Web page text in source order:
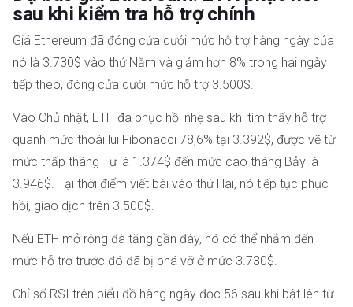
sau khi kiểm tra hỗ trợ chính
Giá Ethereum đã đóng cửa dưới mức hỗ trợ hàng ngày của
nó là 3.730$ vào thứ Năm và giảm hơn 8% trong hai ngày
tiếp theo, đóng cửa dưới mức hỗ trợ 3.500$.
Vào Chủ nhật, ETH đã phục hồi nhẹ sau khi tìm thấy hỗ trợ
quanh mức thoái lui Fibonacci 78,6% tại 3.392$, được vẽ từ
mức thấp tháng Tư là 1.374$ đến mức cao tháng Bảy là
3.946$. Tại thời điểm viết bài vào thứ Hai, nó tiếp tục phục
hồi, giao dịch trên 3.500$.
Nếu ETH mở rộng đà tăng gần đây, nó có thể nhắm đến
mức hỗ trợ trước đó đã bị phá vỡ ở mức 3.730$.
Chỉ số RSI trên biểu đồ hàng ngày đọc 56 sau khi bật lên từ